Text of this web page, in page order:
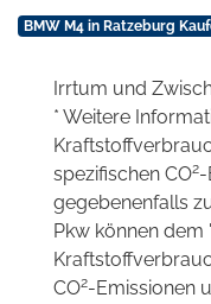
BMW M4 in Ratzeburg
Irrtum und
* Weitere
spezifischen CO2-
gegebenenfalls
Pkw können
CO2-Emissionen